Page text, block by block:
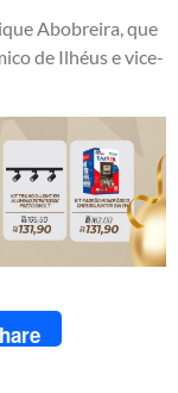
Abobreira, que
de Ilhéus e vice-